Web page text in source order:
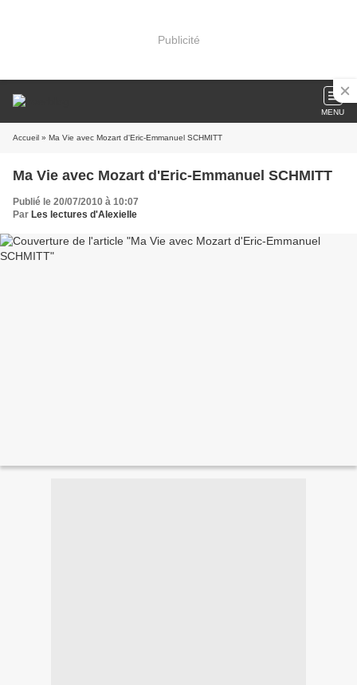
Publicité
MENU
Accueil » Ma Vie avec Mozart d'Eric-Emmanuel SCHMITT
Ma Vie avec Mozart d'Eric-Emmanuel SCHMITT
Publié le 20/07/2010 à 10:07
Par Les lectures d'Alexielle